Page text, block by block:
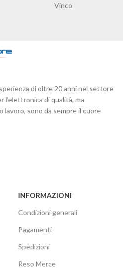
di oltre 20 anni nel settore
l'elettronica di qualità, ma
sono da sempre il cuore
INFORMAZIONI
Condizioni generali
Pagamenti
Spedizioni
Reso Merce